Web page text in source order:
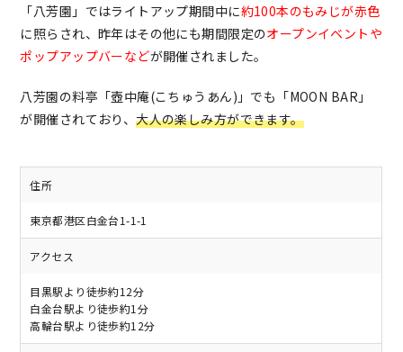
「八芳園」ではライトアップ期間中に約100本のもみじが赤色
に照らされ、昨年はその他にも期間限定のオープンイベントや
ポップアップバーなどが開催されました。
八芳園の料亭「壺中庵(こちゅうあん)」でも「MOON BAR」
が開催されており、大人の楽しみ方ができます。
住所
東京都港区白金台1-1-1
アクセス
目黒駅より徒歩約12分
白金台駅より徒歩約1分
高輪台駅より徒歩約12分